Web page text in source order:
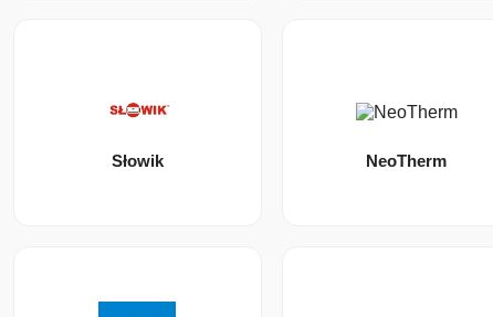
Słowik NeoTherm